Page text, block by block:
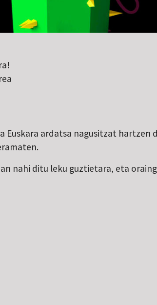
ardatsa nagusitzat hartzen
nahi ditu leku guztietara, eta